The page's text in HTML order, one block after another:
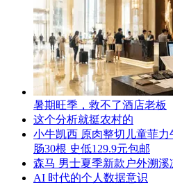
暑期旺季，救不了酒店老板
这个分析就挺农村的
小牛凯西 原肉整切儿童菲力
肠30根 史低129.9元包邮
森马 男士夏季新款户外溯
AI 时代的个人数据意识